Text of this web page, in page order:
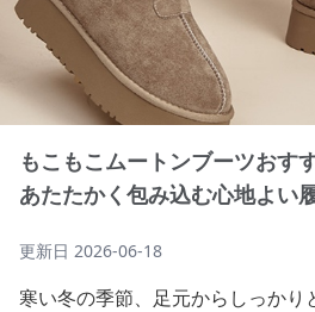
もこもこムートンブーツおす
あたたかく包み込む心地よい
更新日 2026-06-18
寒い冬の季節、足元からしっかり